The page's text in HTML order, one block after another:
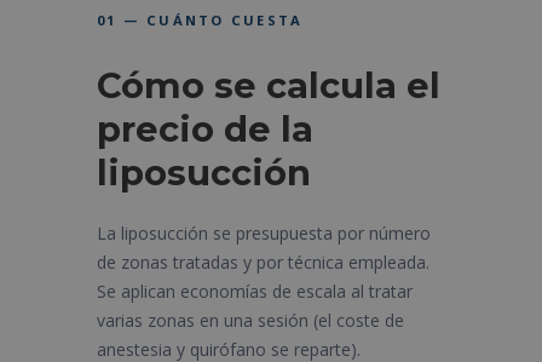
01 — CUÁNTO CUESTA
Cómo se calcula el
precio de la
liposucción
La liposucción se presupuesta por número
de zonas tratadas y por técnica empleada.
Se aplican economías de escala al tratar
varias zonas en una sesión (el coste de
anestesia y quirófano se reparte).